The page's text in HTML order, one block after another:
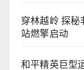
穿林越岭 探秘
站燃擎启动
和平精英巨型